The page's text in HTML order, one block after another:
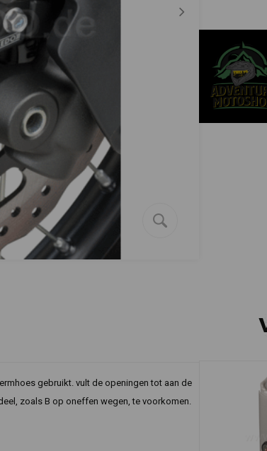
gebruikt. vult de openingen tot aan de
zoals B op oneffen wegen, te voorkomen.